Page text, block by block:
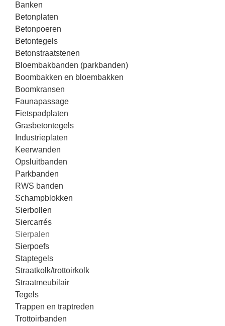
Banken
Betonplaten
Betonpoeren
Betontegels
Betonstraatstenen
Bloembakbanden (parkbanden)
Boombakken en bloembakken
Boomkransen
Faunapassage
Fietspadplaten
Grasbetontegels
Industrieplaten
Keerwanden
Opsluitbanden
Parkbanden
RWS banden
Schampblokken
Sierbollen
Siercarrés
Sierpalen
Sierpoefs
Staptegels
Straatkolk/trottoirkolk
Straatmeubilair
Tegels
Trappen en traptreden
Trottoirbanden